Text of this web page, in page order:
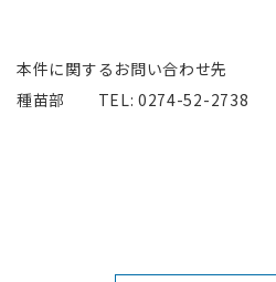
本件に関するお問い合わせ先
種苗部 TEL: 0274-52-2738